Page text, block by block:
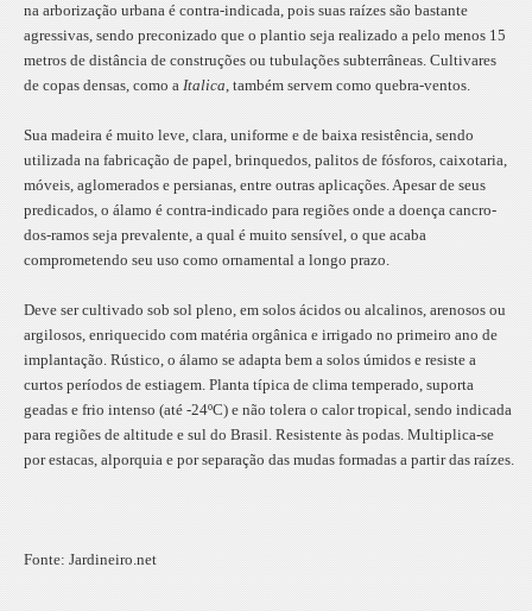
na arborização urbana é contra-indicada, pois suas raízes são bastante
agressivas, sendo preconizado que o plantio seja realizado a pelo menos 15
metros de distância de construções ou tubulações subterrâneas. Cultivares
de copas densas, como a Italica, também servem como quebra-ventos.
Sua madeira é muito leve, clara, uniforme e de baixa resistência, sendo
utilizada na fabricação de papel, brinquedos, palitos de fósforos, caixotaria,
móveis, aglomerados e persianas, entre outras aplicações. Apesar de seus
predicados, o álamo é contra-indicado para regiões onde a doença cancro-
dos-ramos seja prevalente, a qual é muito sensível, o que acaba
comprometendo seu uso como ornamental a longo prazo.
Deve ser cultivado sob sol pleno, em solos ácidos ou alcalinos, arenosos ou
argilosos, enriquecido com matéria orgânica e irrigado no primeiro ano de
implantação. Rústico, o álamo se adapta bem a solos úmidos e resiste a
curtos períodos de estiagem. Planta típica de clima temperado, suporta
geadas e frio intenso (até -24ºC) e não tolera o calor tropical, sendo indicada
para regiões de altitude e sul do Brasil. Resistente às podas. Multiplica-se
por estacas, alporquia e por separação das mudas formadas a partir das raízes.
Fonte: Jardineiro.net